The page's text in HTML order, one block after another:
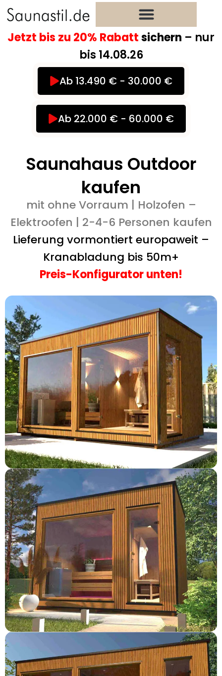
Zum
Inhalt
springen
Jetzt bis zu 20% Rabattsichern – nur
bis 14.08.26
Ab 13.490 € - 30.000 €
Ab 22.000 € - 60.000 €
Saunahaus Outdoor
kaufen
mit ohne Vorraum | Holzofen –
Elektroofen | 2-4-6 Personen kaufen
Lieferung vormontiert europaweit –
Kranabladung bis 50m+
Preis-Konfigurator unten!